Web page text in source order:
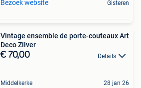
Bezoek website Gisteren
Vintage ensemble de porte-couteaux Art
Deco Zilver
€ 70,00 Details
Middelkerke 28 jan 26